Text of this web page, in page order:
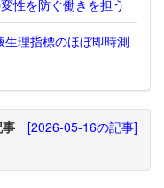
性を防ぐ働きを担う
理指標のほぼ即時測
[2026-05-16の記事]